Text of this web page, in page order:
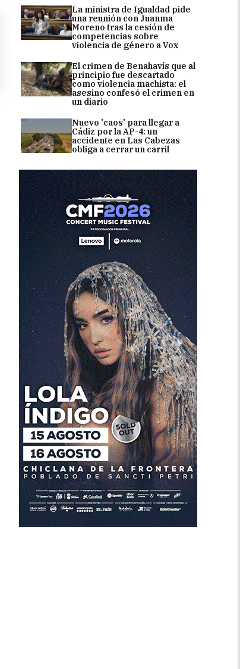
La ministra de Igualdad pide
una reunión con Juanma
Moreno tras la cesión de
competencias sobre
violencia de género a Vox
El crimen de Benahavís que al
principio fue descartado
como violencia machista: el
asesino confesó el crimen en
un diario
Nuevo 'caos' para llegar a
Cádiz por la AP-4: un
accidente en Las Cabezas
obliga a cerrar un carril